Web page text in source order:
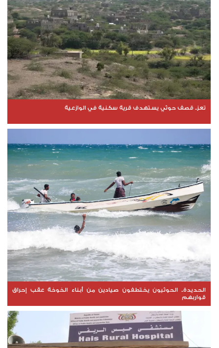
تعز.. قصف حوثي يستهدف قرية سكنية في الوازعية
الحديدة.. الحوثيون يختطفون صيادين من أبناء الخوخة عقب إحراق
قواربهم